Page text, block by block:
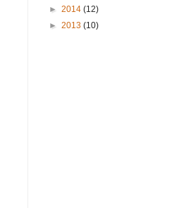
► 2014 (12)
► 2013 (10)